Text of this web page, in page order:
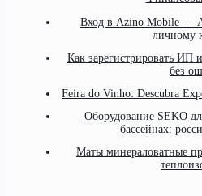
Вход в Azino Mobile —
личному
Как зарегистрировать
без
Feira do Vinho: Descubra
Оборудование SEKO
бассейнах:
Маты минераловатные